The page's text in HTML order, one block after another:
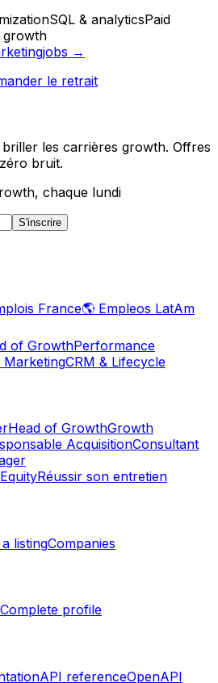
SQL & analyticsPaid
growth
jobs →
le retrait
les carrières growth. Offres
bruit.
chaque lundi
S'inscrire
France🌎 Empleos LatAm
of GrowthPerformance
MarketingCRM & Lifecycle
Head of GrowthGrowth
AcquisitionConsultant
Réussir son entretien
listingCompanies
Complete profile
API referenceOpenAPI